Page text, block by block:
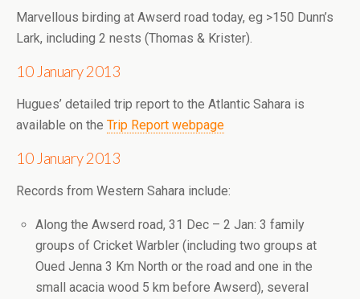
Marvellous birding at Awserd road today, eg >150 Dunn’s
Lark, including 2 nests (Thomas & Krister).
10 January 2013
Hugues’ detailed trip report to the Atlantic Sahara is
available on the Trip Report webpage
10 January 2013
Records from Western Sahara include:
Along the Awserd road, 31 Dec – 2 Jan: 3 family
groups of Cricket Warbler (including two groups at
Oued Jenna 3 Km North or the road and one in the
small acacia wood 5 km before Awserd), several